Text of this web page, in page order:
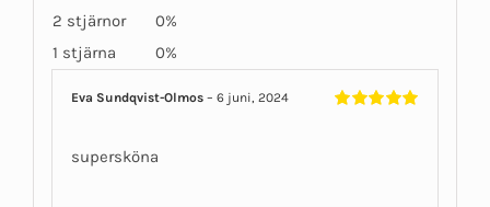
2 stjärnor
0%
1 stjärna
0%
Eva Sundqvist-Olmos– 6 juni, 2024
supersköna